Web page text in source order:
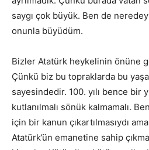
saygı çok büyük. Ben de
onunla büyüdüm.
Bizler Atatürk heykelinin önüne
Çünkü biz bu topraklarda bu
sayesindedir. 100. yılı bence bir
kutlanılmalı sönük kalmamalı.
için bir kanun çıkartılmasıydı
Atatürk’ün emanetine sahip